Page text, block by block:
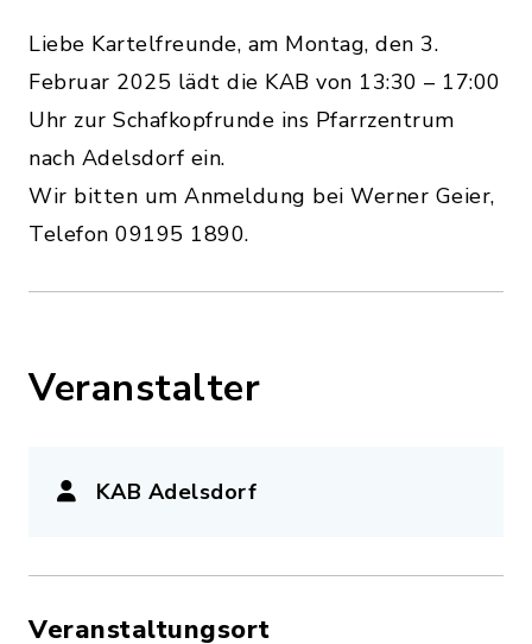
Liebe Kartelfreunde, am Montag, den 3.
Februar 2025 lädt die KAB von 13:30 – 17:00
Uhr zur Schafkopfrunde ins Pfarrzentrum
nach Adelsdorf ein.
Wir bitten um Anmeldung bei Werner Geier,
Telefon 09195 1890.
Veranstalter
KAB Adelsdorf
Veranstaltungsort